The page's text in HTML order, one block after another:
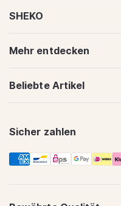
SHEKO
Mehr entdecken
Beliebte Artikel
Sicher zahlen
Zahlungsmethoden